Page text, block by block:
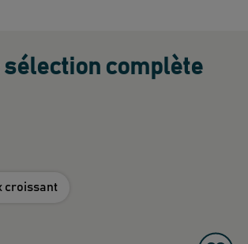
sélection complète
croissant